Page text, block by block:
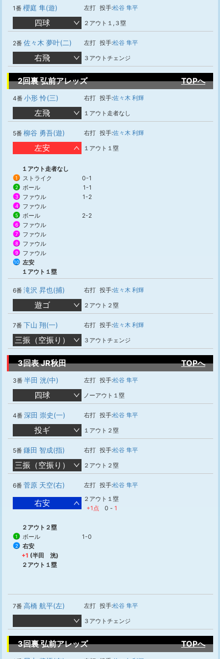
1番 櫻庭 隼(遊) 左打 投手:松谷 隼平
四球 ２アウト１,３塁
2番 佐々木 夢叶(二) 左打 投手:松谷 隼平
右飛 ３アウトチェンジ
2回裏 弘前アレッズ TOPへ
4番 小形 怜(三) 右打 投手:佐々木 利輝
左飛 １アウト走者なし
5番 柳谷 勇吾(遊) 右打 投手:佐々木 利輝
左安 １アウト１塁
１アウト走者なし
1 ストライク 0-1
2 ボール 1-1
3 ファウル 1-2
4 ファウル
5 ボール 2-2
6 ファウル
7 ファウル
8 ファウル
9 ファウル
10 左安
１アウト１塁
6番 滝沢 昇也(捕) 右打 投手:佐々木 利輝
遊ゴ ２アウト２塁
7番 下山 翔(一) 右打 投手:佐々木 利輝
三振（空振り） ３アウトチェンジ
3回表 JR秋田 TOPへ
3番 半田 洸(中) 左打 投手:松谷 隼平
四球 ノーアウト１塁
4番 深田 崇史(一) 右打 投手:松谷 隼平
投ギ １アウト２塁
5番 鎌田 智成(指) 右打 投手:松谷 隼平
三振（空振り） ２アウト２塁
6番 菅原 天空(右) 左打 投手:松谷 隼平
右安
２アウト１塁
+1点
0 - 1
２アウト２塁
1 ボール 1-0
2
右安
+1 (半田 洸)
２アウト１塁
7番 高橋 航平(左) 左打 投手:松谷 隼平
３アウトチェンジ
3回裏 弘前アレッズ TOPへ